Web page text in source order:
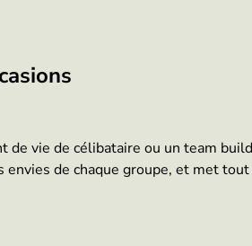
vie de célibataire ou un team
envies de chaque groupe, et met